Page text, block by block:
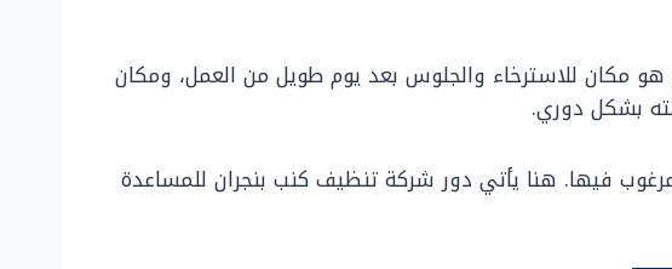
مكان للاسترخاء والجلوس بعد يوم طويل من العمل، ومكان
بشكل دوري.
فيها. هنا يأتي دور شركة تنظيف كنب بنجران للمساعدة